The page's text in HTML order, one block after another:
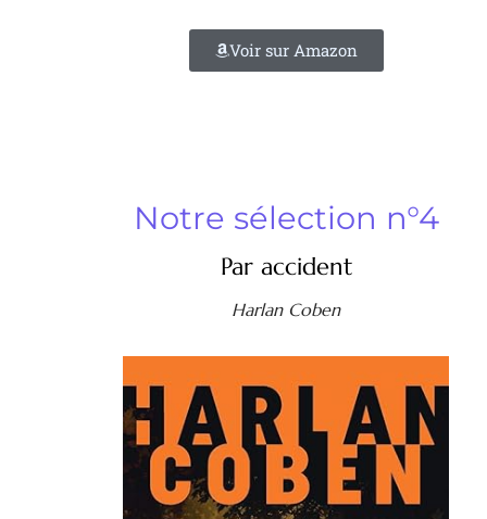
Voir sur Amazon
Notre sélection n°4
Par accident
Harlan Coben